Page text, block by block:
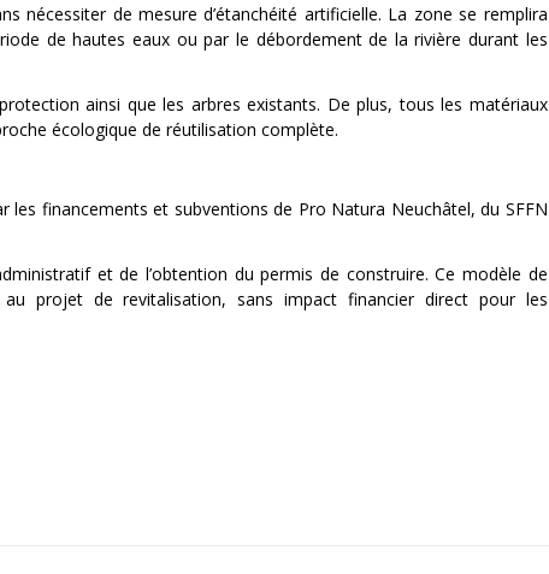
nécessiter de mesure d’étanchéité artificielle. La zone se remplira
de hautes eaux ou par le débordement de la rivière durant les
ainsi que les arbres existants. De plus, tous les matériaux
écologique de réutilisation complète.
financements et subventions de Pro Natura Neuchâtel, du SFFN
et de l’obtention du permis de construire. Ce modèle de
projet de revitalisation, sans impact financier direct pour les